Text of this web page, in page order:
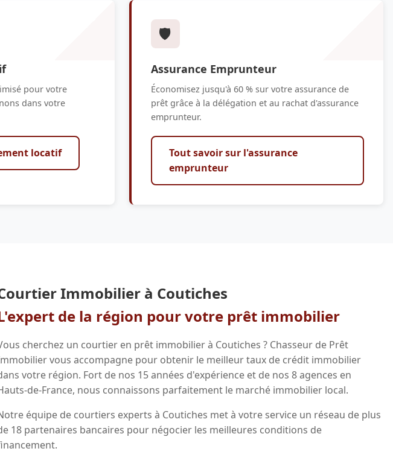
pour votre
dans votre
locatif
🛡️
Assurance Emprunteur
Économisez jusqu'à 60 % sur votre assurance de
prêt grâce à la délégation et au rachat d'assurance
emprunteur.
Tout savoir sur l'assurance
emprunteur
Immobilier à Coutiches
de la région pour votre prêt immobilier
cherchez un courtier en prêt immobilier à Coutiches ? Chasseur de Prêt
vous accompagne pour obtenir le meilleur taux de crédit immobilier
votre région. Fort de nos 15 années d'expérience et de nos 8 agences en
de-France, nous connaissons parfaitement le marché immobilier local.
équipe de courtiers experts à Coutiches met à votre service un réseau de plus
18 partenaires bancaires pour négocier les meilleures conditions de